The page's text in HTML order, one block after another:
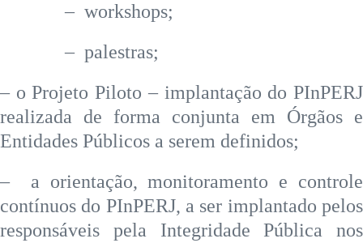
– workshops;
– palestras;
– o Projeto Piloto – implantação do PInPERJ
realizada de forma conjunta em Órgãos e
Entidades Públicos a serem definidos;
– a orientação, monitoramento e controle
contínuos do PInPERJ, a ser implantado pelos
responsáveis pela Integridade Pública nos